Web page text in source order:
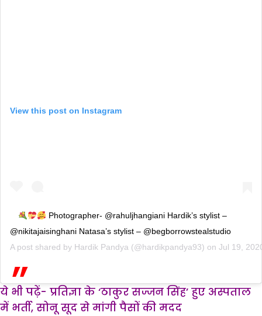
View this post on Instagram
Photographer- @rahuljhangiani Hardik’s stylist –
@nikitajaisinghani Natasa’s stylist – @begborrowstealstudio
A post shared by Hardik Pandya (@hardikpandya93) on Jul 19,
ये भी पढ़ें- प्रतिज्ञा के ‘ठाकुर सज्जन सिंह’ हुए अस्पताल
में भर्ती, सोनू सूद से मांगी पैसों की मदद